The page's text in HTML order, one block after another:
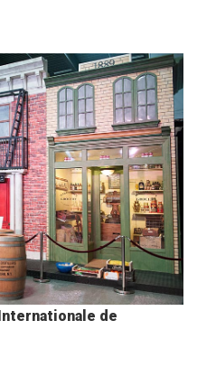
de